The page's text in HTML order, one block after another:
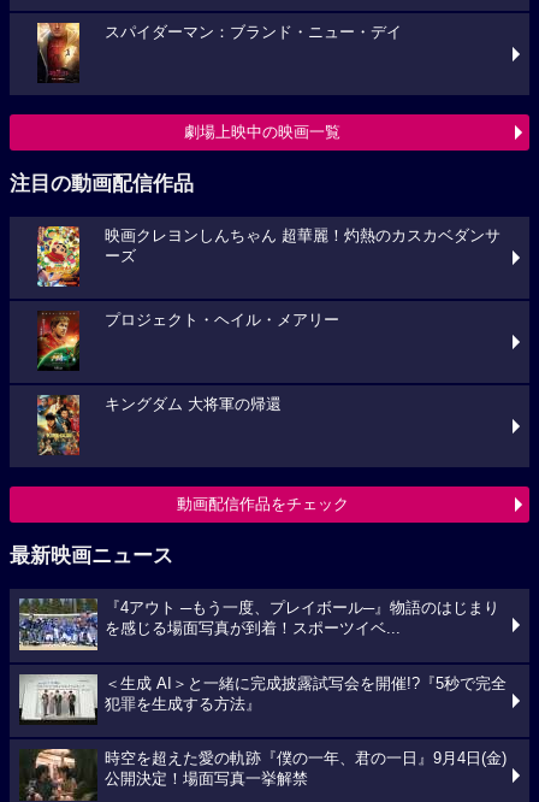
スパイダーマン：ブランド・ニュー・デイ
劇場上映中の映画一覧
注目の動画配信作品
映画クレヨンしんちゃん 超華麗！灼熱のカスカベダンサ
ーズ
プロジェクト・ヘイル・メアリー
キングダム 大将軍の帰還
動画配信作品をチェック
最新映画ニュース
『4アウト ─もう一度、プレイボール─』物語のはじまり
を感じる場面写真が到着！スポーツイベ...
＜生成 AI＞と一緒に完成披露試写会を開催!?『5秒で完全
犯罪を生成する方法』
時空を超えた愛の軌跡『僕の一年、君の一日』9月4日(金)
公開決定！場面写真一挙解禁